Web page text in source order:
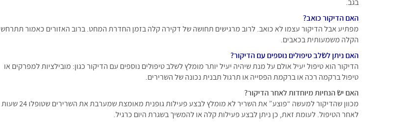
בגב.
האם הדיקור כואב?
מפתיע אבל הדיקור עצמו לא כואב. לרוב מרגישים תחושה של דקירה קלה בזמן החדרת המחט. ברוב האזורים כאמור תתרחש
הקלה משמעותית בכאבים.
האם ניתן לשלב טיפולים נוספים עם הדיקור?
הדיקור הוא טיפול יעיל אולם על מנת שיהיה יעיל יותר מומלץ לשלב טיפולים נוספים עם הדיקור כגון: מובילציות למפרקים או
טיפול ברקמה רכה או ברקמת הפסייה או תרגול תבנית נכונה של השרירים.
האם יש הנחיות מיוחדות לאחר הדיקור?
מכוון שהדיקור למעשה “פוצע” את השריר לא מומלץ לבצע פעילות גופנית מאומצת שמערבת את השרירים שטופלו 24 שעות
לאחר הטיפול. לעומת זאת, כן ניתן לבצע פעילות קלה או להמשיך בשגרת היום כרגיל.